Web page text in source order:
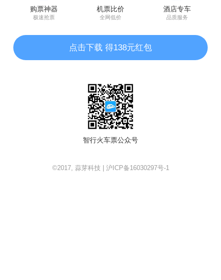
购票神器
极速抢票
机票比价
全网低价
酒店专车
品质服务
点击下载 得138元红包
智行火车票公众号
©2017, 蒜芽科技 | 沪ICP备16030297号-1